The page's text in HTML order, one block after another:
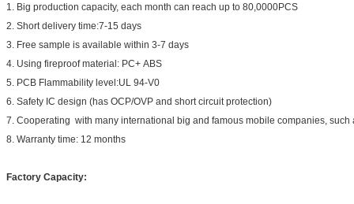
1. Big production capacity, each month can reach up to 80,0000PCS
2. Short delivery time:7-15 days
3. Free sample is available within 3-7 days
4. Using fireproof material: PC+ ABS
5. PCB Flammability level:UL 94-V0
6. Safety IC design (has OCP/OVP and short circuit protection)
7. Cooperating with many international big and famous mobile companies,
8. Warranty time: 12 months
Factory Capacity: